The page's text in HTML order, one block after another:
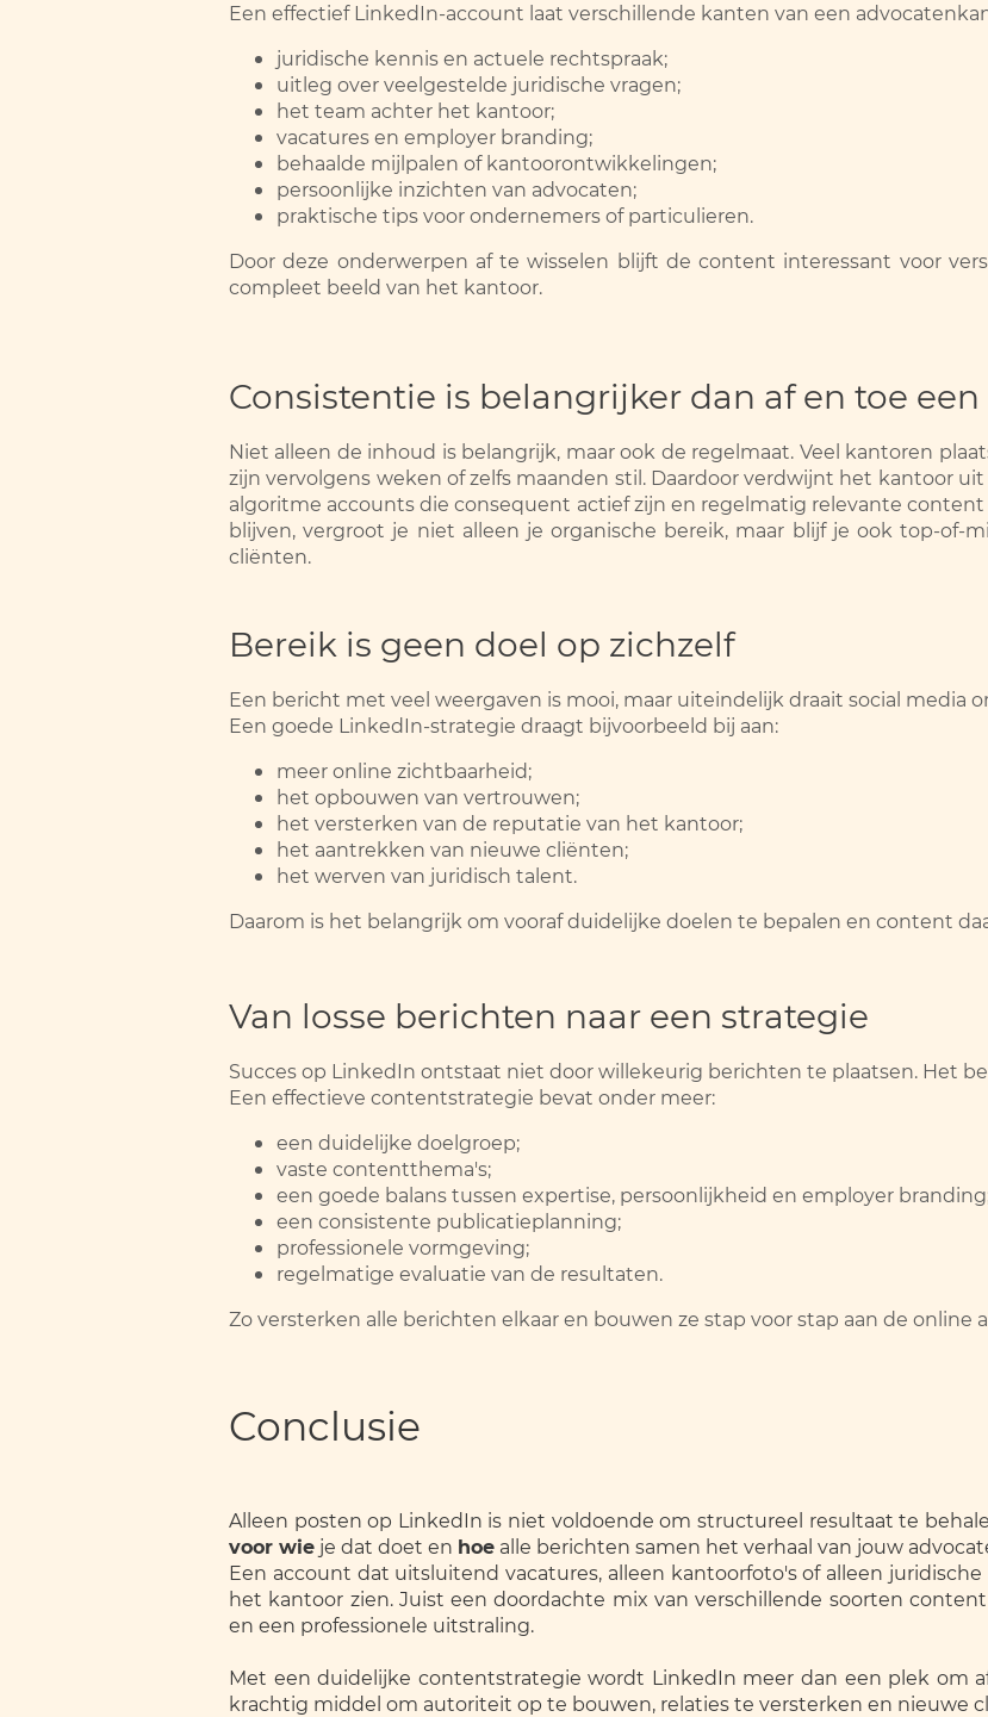
Een effectief LinkedIn-account laat verschillende kanten van een
juridische kennis en actuele rechtspraak;
uitleg over veelgestelde juridische vragen;
het team achter het kantoor;
vacatures en employer branding;
behaalde mijlpalen of kantoorontwikkelingen;
persoonlijke inzichten van advocaten;
praktische tips voor ondernemers of particulieren.
Door deze onderwerpen af te wisselen blijft de content interessant voor
compleet beeld van het kantoor.
Consistentie is belangrijker dan af en toe
Niet alleen de inhoud is belangrijk, maar ook de regelmaat. Veel kantoren
zijn vervolgens weken of zelfs maanden stil. Daardoor verdwijnt het kantoor
algoritme accounts die consequent actief zijn en regelmatig relevante
blijven, vergroot je niet alleen je organische bereik, maar blijf je ook top-of-
cliënten.
Bereik is geen doel op zichzelf
Een bericht met veel weergaven is mooi, maar uiteindelijk draait social media
Een goede LinkedIn-strategie draagt bijvoorbeeld bij aan:
meer online zichtbaarheid;
het opbouwen van vertrouwen;
het versterken van de reputatie van het kantoor;
het aantrekken van nieuwe cliënten;
het werven van juridisch talent.
Daarom is het belangrijk om vooraf duidelijke doelen te bepalen en content
Van losse berichten naar een strategie
Succes op LinkedIn ontstaat niet door willekeurig berichten te plaatsen. Het
Een effectieve contentstrategie bevat onder meer:
een duidelijke doelgroep;
vaste contentthema's;
een goede balans tussen expertise, persoonlijkheid en employer
een consistente publicatieplanning;
professionele vormgeving;
regelmatige evaluatie van de resultaten.
Zo versterken alle berichten elkaar en bouwen ze stap voor stap aan de online
Conclusie
Alleen posten op LinkedIn is niet voldoende om structureel resultaat te
voor wie je dat doet en hoe alle berichten samen het verhaal van jouw
Een account dat uitsluitend vacatures, alleen kantoorfoto's of alleen
het kantoor zien. Juist een doordachte mix van verschillende soorten
en een professionele uitstraling.
Met een duidelijke contentstrategie wordt LinkedIn meer dan een plek om
krachtig middel om autoriteit op te bouwen, relaties te versterken en nieuwe